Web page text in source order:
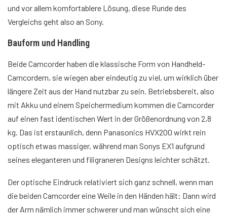
und vor allem komfortablere Lösung, diese Runde des
Vergleichs geht also an Sony.
Bauform und Handling
Beide Camcorder haben die klassische Form von Handheld-
Camcordern, sie wiegen aber eindeutig zu viel, um wirklich über
längere Zeit aus der Hand nutzbar zu sein. Betriebsbereit, also
mit Akku und einem Speichermedium kommen die Camcorder
auf einen fast identischen Wert in der Größenordnung von 2,8
kg. Das ist erstaunlich, denn Panasonics HVX200 wirkt rein
optisch etwas massiger, während man Sonys EX1 aufgrund
seines eleganteren und filigraneren Designs leichter schätzt.
Der optische Eindruck relativiert sich ganz schnell, wenn man
die beiden Camcorder eine Weile in den Händen hält: Dann wird
der Arm nämlich immer schwerer und man wünscht sich eine